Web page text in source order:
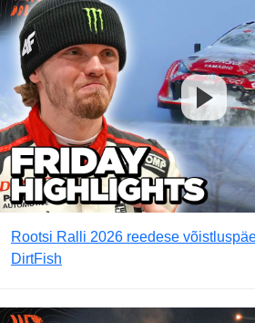
Rootsi Ralli 2026 reedese
DirtFish